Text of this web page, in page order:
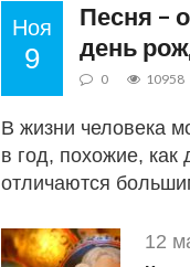
Ноя
9
Песня –
день
0 10958
В жизни человека
в год, похожие,
отличаются
12